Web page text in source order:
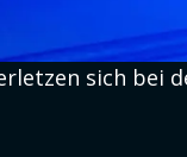
sich bei